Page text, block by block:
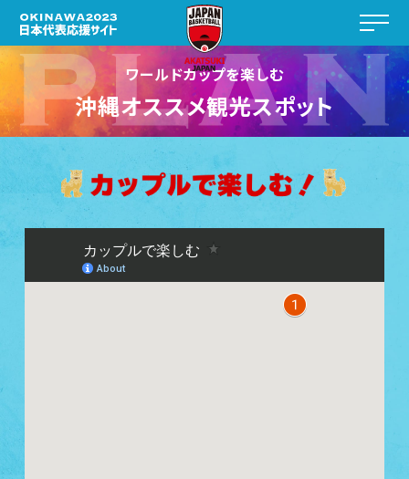
ワールドカップを楽しむ
沖縄オススメ観光スポット